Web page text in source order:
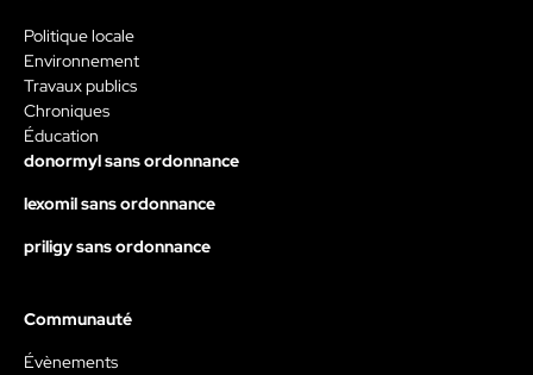
Politique locale
Environnement
Travaux publics
Chroniques
Éducation
donormyl sans ordonnance
lexomil sans ordonnance
priligy sans ordonnance
Communauté
Évènements